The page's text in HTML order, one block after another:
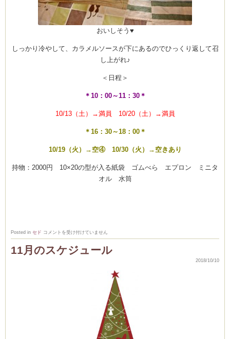
おいしそう♥
しっかり冷やして、カラメルソースが下にあるのでひっくり返して召
し上がれ♪
＜日程＞
＊10：00～11：30＊
10/13（土）→満員 10/20（土）→満員
＊16：30～18：00＊
10/19（火）→空④ 10/30（火）→空きあり
持物：2000円 10×20の型が入る紙袋 ゴムべら エプロン ミニタ
オル 水筒
Posted in セド 10
菓
子
コメントを受け付けていません
11月のスケジュール
2018/10/10